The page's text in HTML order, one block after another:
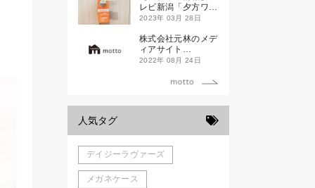
新発売！
レビ新潟「夕方ワイ
ド新潟一番」
2023年 03月 28日
株式会社元林のメデ
ィアサイト
「motto」がローン
2022年 08月 24日
人気タグ
デイジーラヴァーズ
メガネケース